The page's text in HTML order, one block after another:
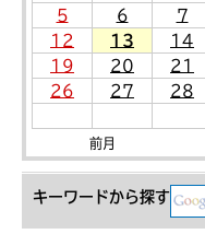
5
6 7
12
13 14
19
20 21
26
27 28
前月
キーワードから探す